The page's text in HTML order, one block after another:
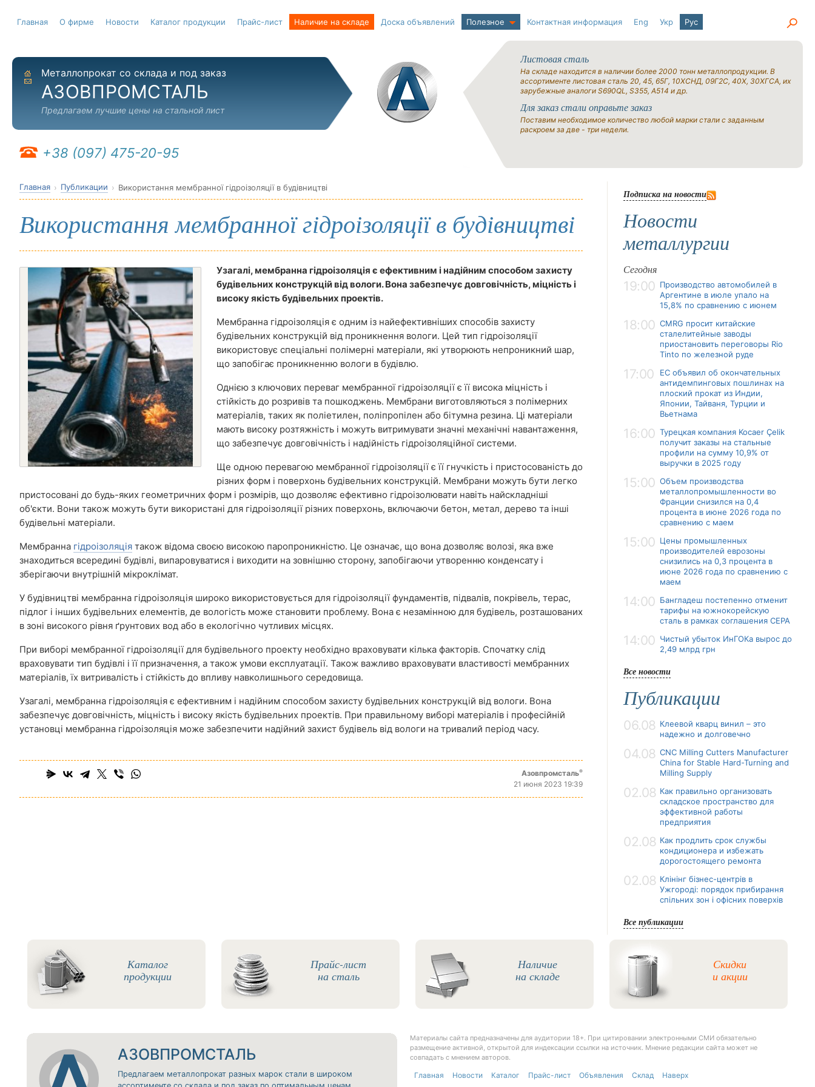
Главная О фирме Новости Каталог продукции Прайс-лист Наличие на складе Доска объявлений Полезное Контактная информация Eng Укр Рус
На главную
Отправить письмо
Металлопрокат со склада и под заказ
АЗОВПРОМСТАЛЬ
Предлагаем лучшие цены на стальной лист
+38 (097) 475-20-95
Листовая сталь
На складе находится в наличии более 2000 тонн металлопродукции. В
ассортименте листовая сталь 20, 45, 65Г, 10ХСНД, 09Г2С, 40Х, 30ХГСА, их
зарубежные аналоги S690QL, S355, A514 и др.
Для заказ стали оправьте заказ
Поставим необходимое количество любой марки стали с заданным
раскроем за две - три недели.
Главная Публикации Використання мембранної гідроізоляції в будівництві
Використання мембранної гідроізоляції в будівництві
Узагалі, мембранна гідроізоляція є ефективним і надійним способом захисту
будівельних конструкцій від вологи. Вона забезпечує довговічність, міцність і
високу якість будівельних проектів.
Мембранна гідроізоляція є одним із найефективніших способів захисту
будівельних конструкцій від проникнення вологи. Цей тип гідроізоляції
використовує спеціальні полімерні матеріали, які утворюють непроникний шар,
що запобігає проникненню вологи в будівлю.
Однією з ключових переваг мембранної гідроізоляції є її висока міцність і
стійкість до розривів та пошкоджень. Мембрани виготовляються з полімерних
матеріалів, таких як поліетилен, поліпропілен або бітумна резина. Ці матеріали
мають високу розтяжність і можуть витримувати значні механічні навантаження,
що забезпечує довговічність і надійність гідроізоляційної системи.
Ще одною перевагою мембранної гідроізоляції є її гнучкість і пристосованість до
різних форм і поверхонь будівельних конструкцій. Мембрани можуть бути легко
пристосовані до будь-яких геометричних форм і розмірів, що дозволяє ефективно гідроізолювати навіть найскладніші
об'єкти. Вони також можуть бути використані для гідроізоляції різних поверхонь, включаючи бетон, метал, дерево та інші
будівельні матеріали.
Мембранна гідроізоляція також відома своєю високою паропроникністю. Це означає, що вона дозволяє волозі, яка вже
знаходиться всередині будівлі, випаровуватися і виходити на зовнішню сторону, запобігаючи утворенню конденсату і
зберігаючи внутрішній мікроклімат.
У будівництві мембранна гідроізоляція широко використовується для гідроізоляції фундаментів, підвалів, покрівель, терас,
підлог і інших будівельних елементів, де вологість може становити проблему. Вона є незамінною для будівель, розташованих
в зоні високого рівня ґрунтових вод або в екологічно чутливих місцях.
При виборі мембранної гідроізоляції для будівельного проекту необхідно враховувати кілька факторів. Спочатку слід
враховувати тип будівлі і її призначення, а також умови експлуатації. Також важливо враховувати властивості мембранних
матеріалів, їх витривалість і стійкість до впливу навколишнього середовища.
Узагалі, мембранна гідроізоляція є ефективним і надійним способом захисту будівельних конструкцій від вологи. Вона
забезпечує довговічність, міцність і високу якість будівельних проектів. При правильному виборі матеріалів і професійній
установці мембранна гідроізоляція може забезпечити надійний захист будівель від вологи на тривалий період часу.
Азовпромсталь®
21 июня 2023 19:39
Подписка на новости
Новости
металлургии
Сегодня
19:00 Производство автомобилей в
Аргентине в июле упало на
15,8% по сравнению с июнем
18:00 CMRG просит китайские
сталелитейные заводы
приостановить переговоры Rio
Tinto по железной руде
17:00
ЕС объявил об окончательных
антидемпинговых пошлинах на
плоский прокат из Индии,
Японии, Тайваня, Турции и
Вьетнама
16:00 Турецкая компания Kocaer Çelik
получит заказы на стальные
профили на сумму 10,9% от
выручки в 2025 году
15:00 Объем производства
металлопромышленности во
Франции снизился на 0,4
процента в июне 2026 года по
сравнению с маем
15:00 Цены промышленных
производителей еврозоны
снизились на 0,3 процента в
июне 2026 года по сравнению с
маем
14:00 Бангладеш постепенно отменит
тарифы на южнокорейскую
сталь в рамках соглашения CEPA
14:00 Чистый убыток ИнГОКа вырос до
2,49 млрд грн
Все новости
Публикации
06.08 Клеевой кварц винил – это
надежно и долговечно
04.08 CNC Milling Cutters Manufacturer
China for Stable Hard-Turning and
Milling Supply
02.08 Как правильно организовать
складское пространство для
эффективной работы
предприятия
02.08 Как продлить срок службы
кондиционера и избежать
дорогостоящего ремонта
02.08 Клінінг бізнес-центрів в
Ужгороді: порядок прибирання
спільних зон і офісних поверхів
Все публикации
Каталог
продукции
Прайс-лист
на сталь
Наличие
на складе
Скидки
и акции
АЗОВПРОМСТАЛЬ
Предлагаем металлопрокат разных марок стали в широком
Материалы сайта предназначены для аудитории 18+. При цитировании электронными СМИ обязательно
размещение активной, открытой для индексации ссылки на источник. Мнение редакции сайта может не
совпадать с мнением авторов.
Главная Новости Каталог Прайс-лист Объявления Склад Наверх